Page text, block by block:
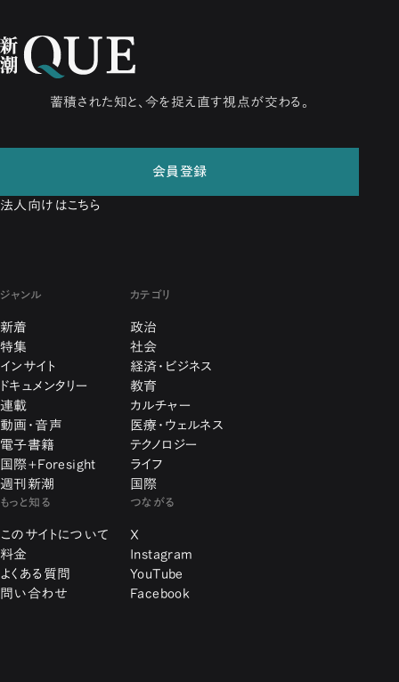
蓄積された知と、今を捉え直す視点が交わる。
会員登録
法人向けはこちら
ジャンル
新着
特集
インサイト
ドキュメンタリー
連載
動画・音声
電子書籍
国際+Foresight
週刊新潮
カテゴリ
政治
社会
経済・ビジネス
教育
カルチャー
医療・ウェルネス
テクノロジー
ライフ
国際
もっと知る
このサイトについて
料金
よくある質問
問い合わせ
つながる
X
Instagram
YouTube
Facebook